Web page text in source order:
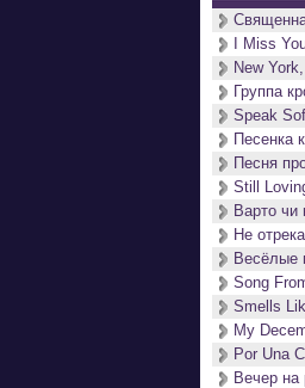
I Miss
New
Группа
Speak
Песенка
Песня
Still
Варто чи
Не
Весёлые
Song
Smells
My
Por Una
Вечер на